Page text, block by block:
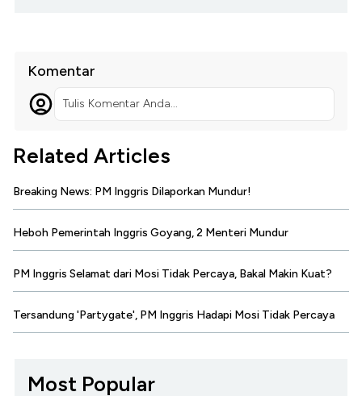
Komentar
Tulis Komentar Anda...
Related Articles
Breaking News: PM Inggris Dilaporkan Mundur!
Heboh Pemerintah Inggris Goyang, 2 Menteri Mundur
PM Inggris Selamat dari Mosi Tidak Percaya, Bakal Makin Kuat?
Tersandung 'Partygate', PM Inggris Hadapi Mosi Tidak Percaya
Most Popular